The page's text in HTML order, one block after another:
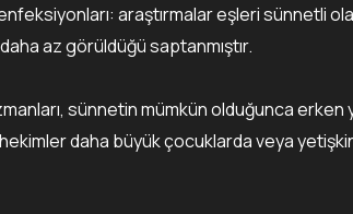
araştırmalar eşleri sünnetli
az görüldüğü saptanmıştır.
sünnetin mümkün olduğunca erken
daha büyük çocuklarda veya